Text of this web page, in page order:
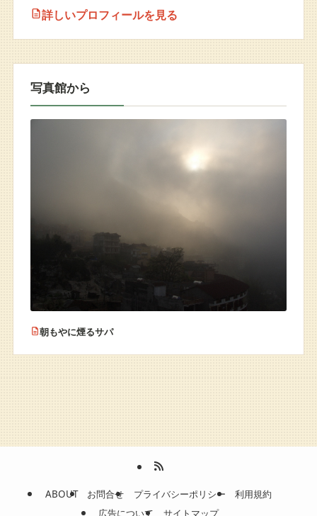
詳しいプロフィールを見る
写真館から
朝もやに煙るサパ
ABOUT お問合せ プライバシーポリシー
利用規約